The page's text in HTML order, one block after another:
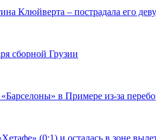
Клюйверта – пострадала его
сборной Грузии
в Примере из-за
(0:1) и осталась в зоне